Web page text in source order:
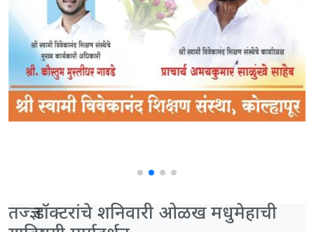
तज्ज्ञ डॉक्टरांचे शनिवारी ओळख मधुमेहाची